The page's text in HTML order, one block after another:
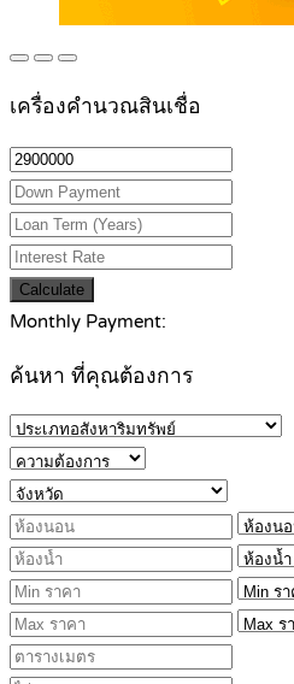
เครื่องคำนวณสินเชื่อ
Calculate
Monthly Payment:
ค้นหา ที่คุณต้องการ